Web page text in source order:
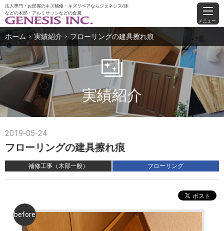
法人専門・お部屋のキズ補修・キズリペアならジェネシス/床
などの木部・アルミサッシなどの金属
メニュー
ホーム ＞ 実績紹介 ＞ フローリングの建具擦れ痕
実績紹介
2019-05-24
フローリングの建具擦れ痕
補修工事（木部一般） フローリング